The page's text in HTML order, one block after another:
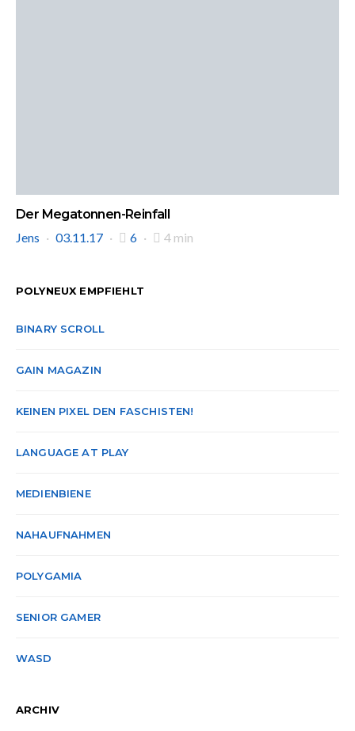
Der Megatonnen-Reinfall
Jens
03.11.17 6 4 min
POLYNEUX EMPFIEHLT
BINARY SCROLL
GAIN MAGAZIN
KEINEN PIXEL DEN FASCHISTEN!
LANGUAGE AT PLAY
MEDIENBIENE
NAHAUFNAHMEN
POLYGAMIA
SENIOR GAMER
WASD
ARCHIV